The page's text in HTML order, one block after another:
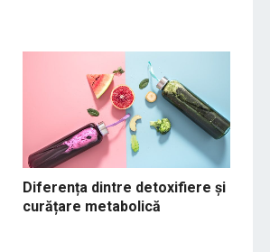
Diferența dintre detoxifiere și
curățare metabolică